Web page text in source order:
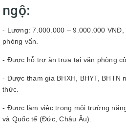
ngộ:
- Lương: 7.000.000 – 9.000.000
phỏng vấn.
- Được hỗ trợ ăn trưa tại văn phòng
- Được tham gia BHXH, BHYT, BHTN
thức.
- Được làm việc trong môi trường
và Quốc tế (Đức, Châu Âu).